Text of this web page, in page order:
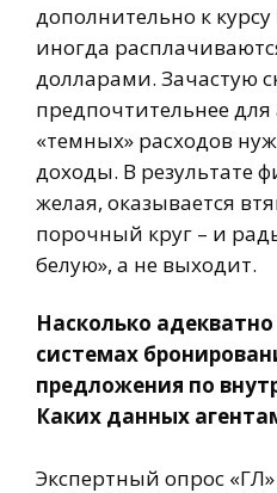
дополнительно к
иногда
долларами. Зачастую
предпочтительнее
«темных» расходов
доходы. В результате
желая, оказывается
порочный круг – и
белую», а не выходит.
Насколько
системах
предложения по
Каких данных
Экспертный опрос